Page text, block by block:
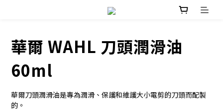
華爾 WAHL 刀頭潤滑油
60ml
華爾刀頭潤滑油是專為潤滑、保護和維護大小電剪的刀頭而配製
的。